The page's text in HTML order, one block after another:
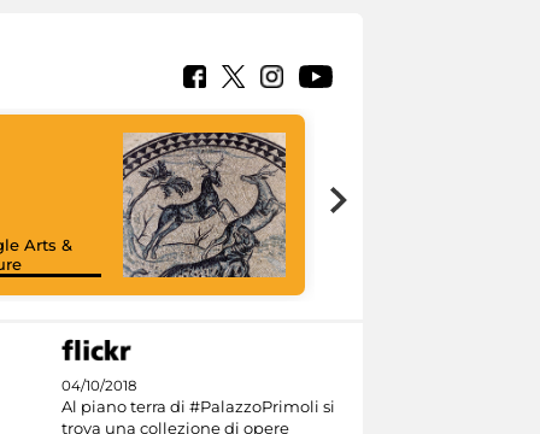
Arts &
04/10/2018
Al piano terra di #PalazzoPrimoli si
trova una collezione di opere